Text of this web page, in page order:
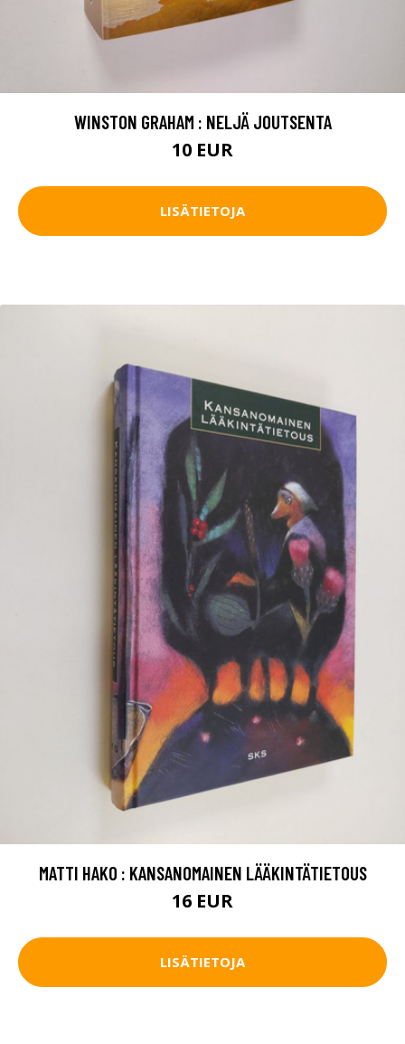
WINSTON GRAHAM : NELJÄ JOUTSENTA
10 EUR
LISÄTIETOJA
MATTI HAKO : KANSANOMAINEN LÄÄKINTÄTIETOUS
16 EUR
LISÄTIETOJA